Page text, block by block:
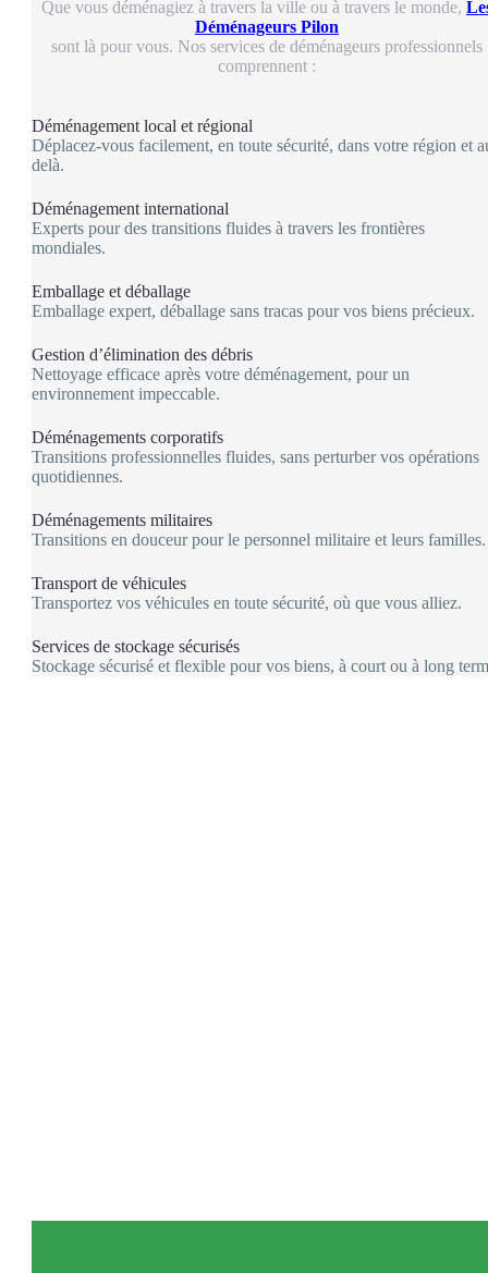
Que vous déménagiez à travers la ville ou à travers le monde,
Déménageurs Pilon
sont là pour vous. Nos services de déménageurs professionnels
comprennent :
Déménagement local et régional
Déplacez-vous facilement, en toute sécurité, dans votre région et
delà.
Déménagement international
Experts pour des transitions fluides à travers les frontières
mondiales.
Emballage et déballage
Emballage expert, déballage sans tracas pour vos biens précieux.
Gestion d’élimination des débris
Nettoyage efficace après votre déménagement, pour un
environnement impeccable.
Déménagements corporatifs
Transitions professionnelles fluides, sans perturber vos opérations
quotidiennes.
Déménagements militaires
Transitions en douceur pour le personnel militaire et leurs familles.
Transport de véhicules
Transportez vos véhicules en toute sécurité, où que vous alliez.
Services de stockage sécurisés
Stockage sécurisé et flexible pour vos biens, à court ou à long